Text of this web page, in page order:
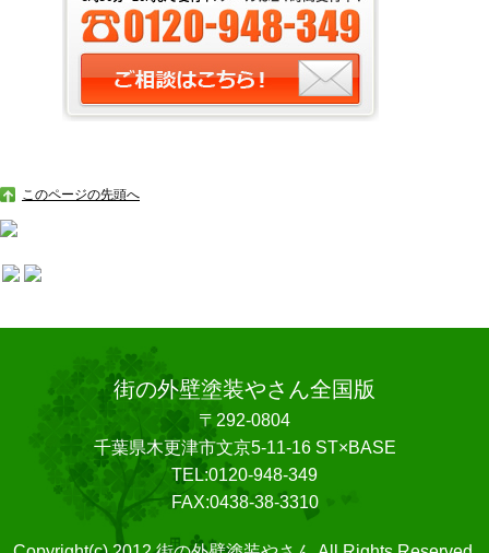
このページの先頭へ
街の外壁塗装やさん全国版
〒292-0804
千葉県木更津市文京5-11-16 ST×BASE
TEL:0120-948-349
FAX:0438-38-3310